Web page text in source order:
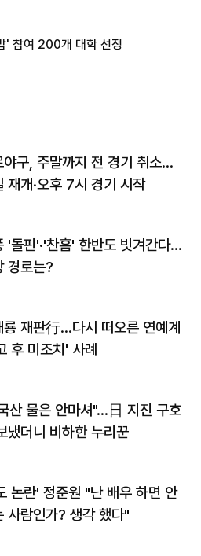
' 참여 200개 대학 선정
야구, 주말까지 전 경기 취소…
재개·오후 7시 경기 시작
'돌핀'·'찬홈' 한반도 빗겨간다…
경로는?
룡 재판行…다시 떠오른 연예계
후 미조치' 사례
산 물은 안마셔"…日 지진 구호
냈더니 비하한 누리꾼
논란' 정준원 "난 배우 하면 안
사람인가? 생각 했다"